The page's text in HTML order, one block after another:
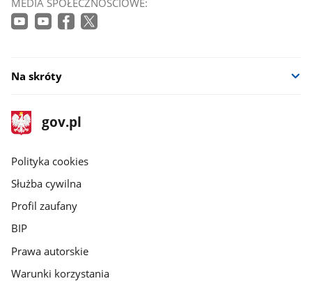
Na skróty
stopka
gov.pl
Strona
gov.pl
gov.pl
Polityka cookies
Służba cywilna
Profil zaufany
BIP
Prawa autorskie
Warunki korzystania